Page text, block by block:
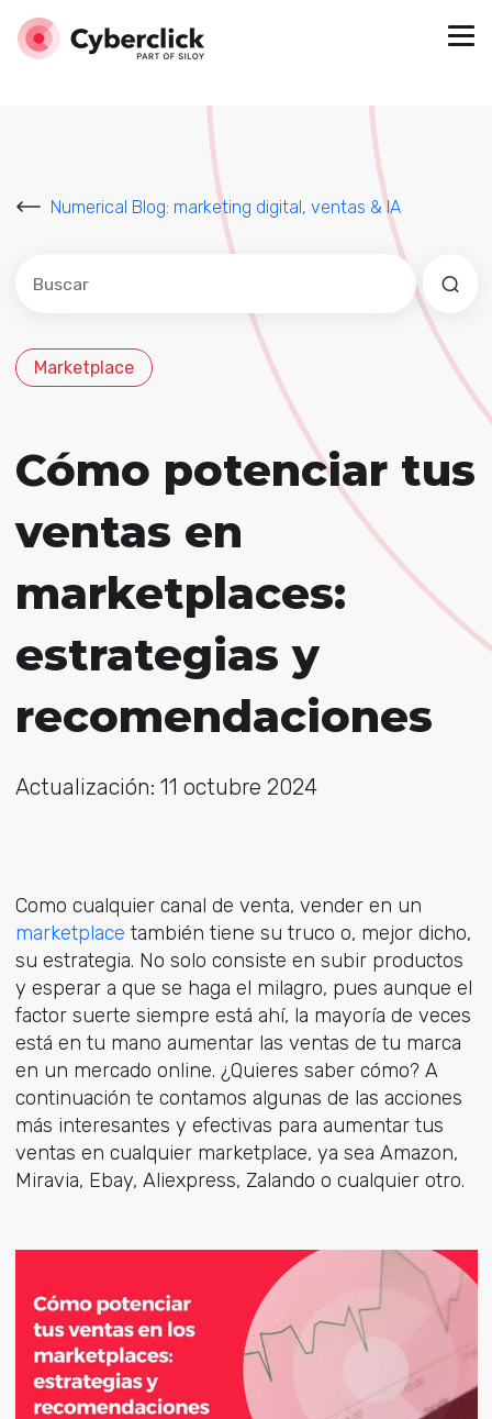
Numerical Blog: marketing digital, ventas & IA
Este es un campo de búsqueda con una función de
No hay sugerencias porque el campo de
Marketplace
Cómo potenciar tus
ventas en
marketplaces:
estrategias y
recomendaciones
Actualización: 11 octubre 2024
Como cualquier canal de venta, vender en un
marketplace también tiene su truco o, mejor dicho,
su estrategia. No solo consiste en subir productos
y esperar a que se haga el milagro, pues aunque el
factor suerte siempre está ahí, la mayoría de veces
está en tu mano aumentar las ventas de tu marca
en un mercado online. ¿Quieres saber cómo? A
continuación te contamos algunas de las acciones
más interesantes y efectivas para aumentar tus
ventas en cualquier marketplace, ya sea Amazon,
Miravia, Ebay, Aliexpress, Zalando o cualquier otro.